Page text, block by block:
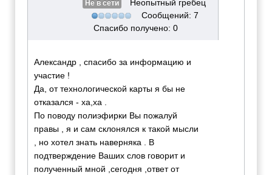
Не в сети
Неопытный гребец
Сообщений: 7
Спасибо получено: 0
Александр , спасибо за информацию и
участие !
Да, от технологической карты я бы не
отказался - ха,ха .
По поводу полиэфирки Вы пожалуй
правы , я и сам склонялся к такой мысли
, но хотел знать наверняка . В
подтверждение Ваших слов говорит и
полученный мной ,сегодня ,ответ от